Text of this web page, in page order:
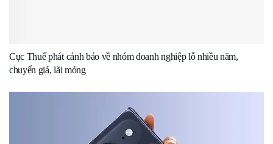
Cục Thuế phát cảnh báo về nhóm doanh nghiệp lỗ nhiều năm,
chuyển giá, lãi mỏng